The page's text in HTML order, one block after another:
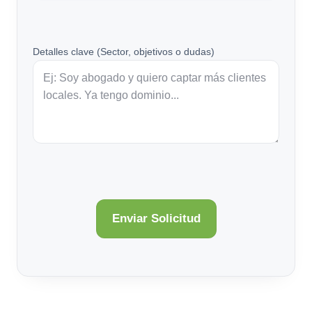
Detalles clave (Sector, objetivos o dudas)